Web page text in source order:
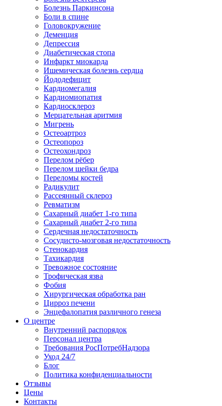
Болезнь Паркинсона
Боли в спине
Головокружение
Деменция
Депрессия
Диабетическая стопа
Инфаркт миокарда
Ишемическая болезнь сердца
Йододефицит
Кардиомегалия
Кардиомиопатия
Кардиосклероз
Мерцательная аритмия
Мигрень
Остеоартроз
Остеопороз
Остеохондроз
Перелом рёбер
Перелом шейки бедра
Переломы костей
Радикулит
Рассеянный склероз
Ревматизм
Сахарный диабет 1-го типа
Сахарный диабет 2-го типа
Сердечная недостаточность
Сосудисто-мозговая недостаточность
Стенокардия
Тахикардия
Тревожное состояние
Трофическая язва
Фобия
Хирургическая обработка ран
Цирроз печени
Энцефалопатия различного генеза
О центре
Внутренний распорядок
Персонал центра
Требования РосПотребНадзора
Уход 24/7
Блог
Политика конфиденциальности
Отзывы
Цены
Контакты